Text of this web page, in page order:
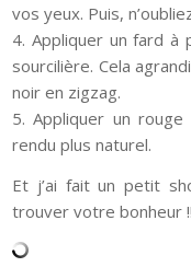
vos yeux. Puis,
4. Appliquer un fard à
sourcilière. Cela
noir en zigzag.
5. Appliquer un
rendu plus naturel.
Et j’ai fait un petit
trouver votre bonheur